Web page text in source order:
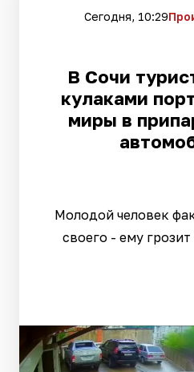
Сегодня, 10:29
В Сочи
кулаками
миры в
Молодой человек
своего - ему